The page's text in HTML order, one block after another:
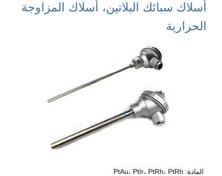
أسلاك سبائك البلاتين، أسلاك المزاوجة
الحرارية
المادة: PtAu، PtIr، PtRh، PtRh